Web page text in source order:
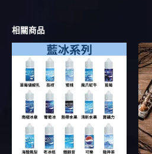
相關商品
此
產
品
有
多
種
款
式。
可